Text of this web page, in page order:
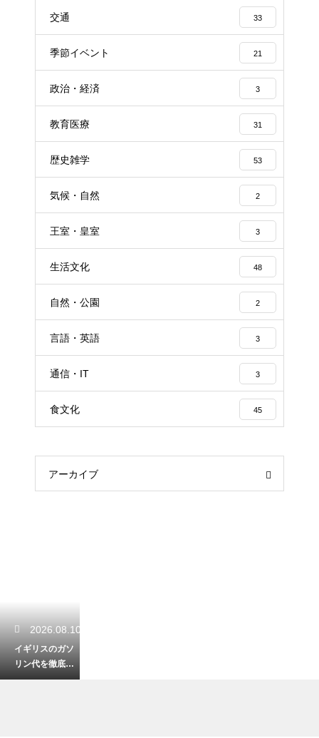
交通 33
季節イベント 21
政治・経済 3
教育医療 31
歴史雑学 53
気候・自然 2
王室・皇室 3
生活文化 48
自然・公園 2
言語・英語 3
通信・IT 3
食文化 45
アーカイブ
2026.08.10
イギリスのガソ
リン代を徹底比
較！安く給油し